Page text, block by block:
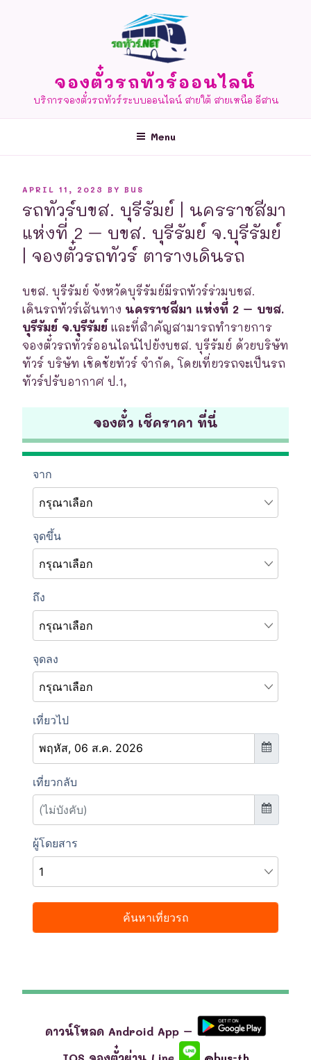
จองตั๋วรถทัวร์ออนไลน์
บริการจองตั๋วรถทัวร์ระบบออนไลน์ สายใต้ สายเหนือ อีสาน
Menu
POSTED
APRIL 11, 2023 BY BUS
รถทัวร์บขส. บุรีรัมย์ | นครราชสีมา
แห่งที่ 2 – บขส. บุรีรัมย์ จ.บุรีรัมย์
| จองตั๋วรถทัวร์ ตารางเดินรถ
บขส. บุรีรัมย์ จังหวัดบุรีรัมย์มีรถทัวร์ร่วมบขส.
เดินรถทัวร์เส้นทาง นครราชสีมา แห่งที่ 2 – บขส.
บุรีรัมย์ จ.บุรีรัมย์ และที่สำคัญสามารถทำรายการ
จองตั๋วรถทัวร์ออนไลน์ไปยังบขส. บุรีรัมย์ ด้วยบริษัท
ทัวร์ บริษัท เชิดชัยทัวร์ จำกัด, โดยเที่ยวรถจะเป็นรถ
ทัวร์ปรับอากาศ ป.1,
จองตั๋ว เช็คราคา ที่นี่
ดาวน์โหลด Android App –